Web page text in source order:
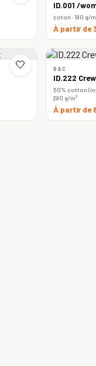
ID.001 /
coton · 180 g/
À partir de
🤍 B&C
ID.222 Crew
50% cotton
280 g/m²
À partir de